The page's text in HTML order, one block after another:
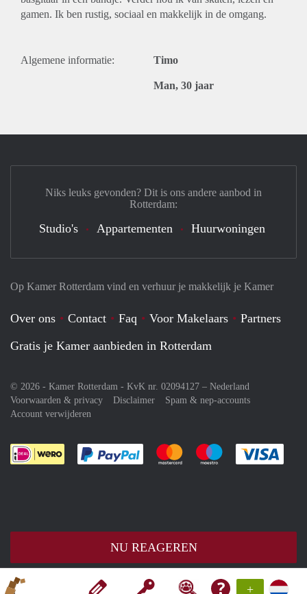
+
gamen. Ik ben rustig, sociaal en makkelijk in de omgang.
Algemene informatie: Timo
Man, 30 jaar
NU REAGEREN
Op Kamer Rotterdam vind en verhuur je makkelijk je Kamer
Over ons Contact Faq Voor Makelaars
Partners
Gratis je Kamer aanbieden in Rotterdam
© 2026 - Kamer Rotterdam - KvK nr. 02094127 – Nederland
Voorwaarden & privacy
Disclaimer
Spam & nep-accounts
Account verwijderen
Je rekent gemakkelijk af met Paypal
Je rekent gemakkelijk af met
Je rekent
Niks leuks gevonden? Dit is ons andere aanbod in
Rotterdam:
Studio's Appartementen Huurwoningen